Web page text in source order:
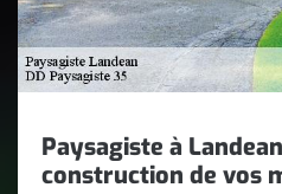
Paysagiste à
construction de vos